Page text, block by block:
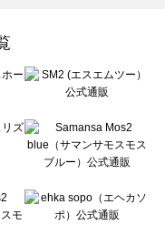
ンワン一覧
覧
ン一覧